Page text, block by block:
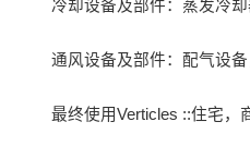
冷却设备及部件：蒸发冷
通风设备及部件：配气设
最终使用Verticles ::住宅，